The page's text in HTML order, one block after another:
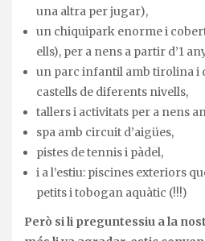
una altra per jugar),
un chiquipark enorme i
ells), per a nens a partir d’1
un parc infantil amb tirolina i
castells de diferents nivells,
tallers i activitats per a nens
spa amb circuit d’aigües,
pistes de tennis i pàdel,
i a l’estiu: piscines exteriors
petits i tobogan aquàtic (!!!)
Però si li preguntessiu a la